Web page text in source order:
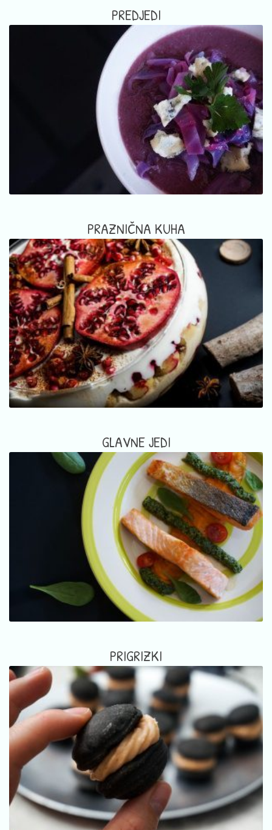
PREDJEDI
PRAZNIČNA KUHA
GLAVNE JEDI
PRIGRIZKI